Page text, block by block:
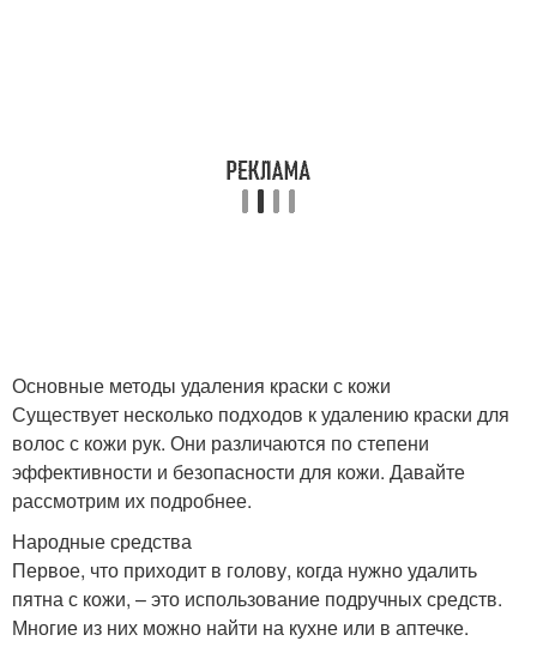
Основные методы удаления краски с кожи
Существует несколько подходов к удалению краски для
волос с кожи рук. Они различаются по степени
эффективности и безопасности для кожи. Давайте
рассмотрим их подробнее.
Народные средства
Первое, что приходит в голову, когда нужно удалить
пятна с кожи, – это использование подручных средств.
Многие из них можно найти на кухне или в аптечке.